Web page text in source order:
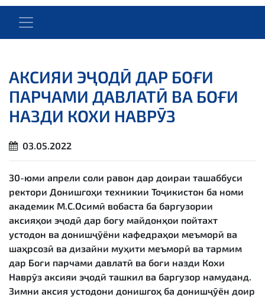
АКСИЯИ ЭҶОДӢ ДАР БОҒИ
ПАРЧАМИ ДАВЛАТӢ ВА БОҒИ
НАЗДИ КОХИ НАВРӮЗ
03.05.2022
30-юми апрели соли равон дар доираи ташаббуси
ректори Донишгоҳи техникии Тоҷикистон ба номи
академик М.С.Осимӣ вобаста ба баргузории
аксияҳои эҷодӣ дар боғу майдонҳои пойтахт
устодон ва донишҷӯёни кафедраҳои меъморӣ ва
шаҳрсозӣ ва дизайни муҳити меъморӣ ва тармим
дар Боғи парчами давлатӣ ва боғи назди Кохи
Наврӯз аксияи эҷодӣ ташкил ва баргузор намуданд.
Зимни аксия устодони донишгоҳ ба донишҷӯён доир